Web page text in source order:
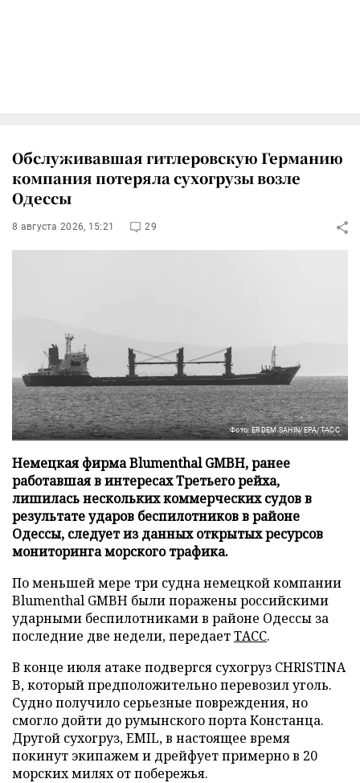
Обслуживавшая гитлеровскую Германию
компания потеряла сухогрузы возле
Одессы
8 августа 2026, 15:21 29
Фото: ERDEM SAHIN/EPA/ТАСС
Немецкая фирма Blumenthal GMBH, ранее
работавшая в интересах Третьего рейха,
лишилась нескольких коммерческих судов в
результате ударов беспилотников в районе
Одессы, следует из данных открытых ресурсов
мониторинга морского трафика.
По меньшей мере три судна немецкой компании
Blumenthal GMBH были поражены российскими
ударными беспилотниками в районе Одессы за
последние две недели, передаетТАСС.
В конце июля атаке подвергся сухогруз CHRISTINA
B, который предположительно перевозил уголь.
Судно получило серьезные повреждения, но
смогло дойти до румынского порта Констанца.
Другой сухогруз, EMIL, в настоящее время
покинут экипажем и дрейфует примерно в 20
морских милях от побережья.